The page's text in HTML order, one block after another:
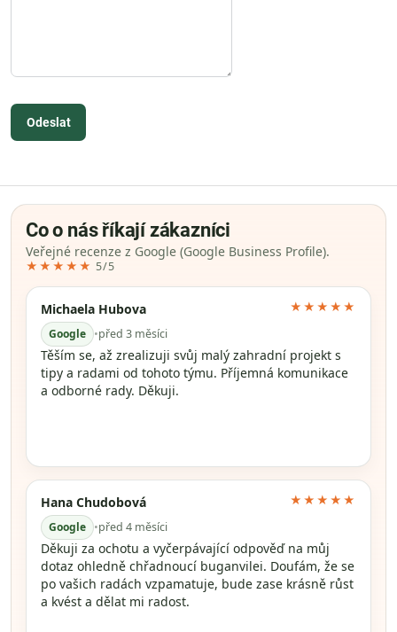
Odeslat
Co o nás říkají zákazníci
Veřejné recenze z Google (Google Business Profile).
★★★★★ 5/5
Michaela Hubova
Google •před 3 měsíci
★★★★★
Těším se, až zrealizuji svůj malý zahradní projekt s
tipy a radami od tohoto týmu. Příjemná komunikace
a odborné rady. Děkuji.
Hana Chudobová
Google •před 4 měsíci
★★★★★
Děkuji za ochotu a vyčerpávající odpověď na můj
dotaz ohledně chřadnoucí buganvilei. Doufám, že se
po vašich radách vzpamatuje, bude zase krásně růst
a kvést a dělat mi radost.